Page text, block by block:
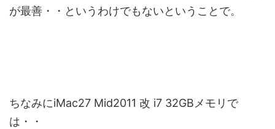
が最善・・というわけでもないということで。
ちなみにiMac27 Mid2011 改 i7 32GBメモリで
は・・